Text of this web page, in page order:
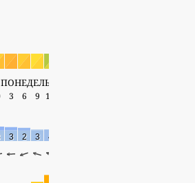
понедельник 10
3 6 9 12
3 2 3 4